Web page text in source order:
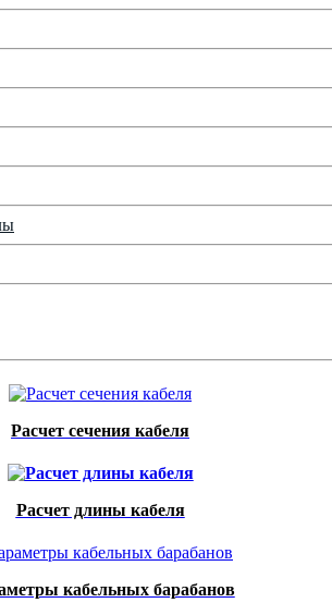
Расчет сечения кабеля
Расчет длины кабеля
кабельных барабанов